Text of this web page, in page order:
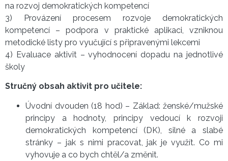
na rozvoj demokratických kompetencí
3) Provázení procesem rozvoje demokratických
kompetencí – podpora v praktické aplikaci, vzniknou
metodické listy pro vyučující s připravenými lekcemi
4) Evaluace aktivit – vyhodnocení dopadu na jednotlivé
školy
Stručný obsah aktivit pro učitele:
Úvodní dvouden (18 hod) – Základ: ženské/mužské
principy a hodnoty, principy vedoucí k rozvoji
demokratických kompetencí (DK), silné a slabé
stránky – jak s nimi pracovat, jak je využít. Co mi
vyhovuje a co bych chtěl/a změnit.